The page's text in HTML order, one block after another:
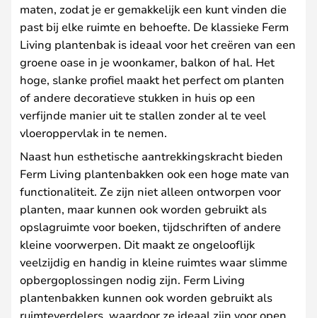
maten, zodat je er gemakkelijk een kunt vinden die
past bij elke ruimte en behoefte. De klassieke Ferm
Living plantenbak is ideaal voor het creëren van een
groene oase in je woonkamer, balkon of hal. Het
hoge, slanke profiel maakt het perfect om planten
of andere decoratieve stukken in huis op een
verfijnde manier uit te stallen zonder al te veel
vloeroppervlak in te nemen.
Naast hun esthetische aantrekkingskracht bieden
Ferm Living plantenbakken ook een hoge mate van
functionaliteit. Ze zijn niet alleen ontworpen voor
planten, maar kunnen ook worden gebruikt als
opslagruimte voor boeken, tijdschriften of andere
kleine voorwerpen. Dit maakt ze ongelooflijk
veelzijdig en handig in kleine ruimtes waar slimme
opbergoplossingen nodig zijn. Ferm Living
plantenbakken kunnen ook worden gebruikt als
ruimteverdelers, waardoor ze ideaal zijn voor open